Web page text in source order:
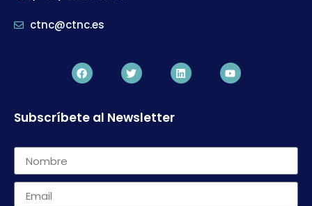
ctnc@ctnc.es
Subscríbete al Newsletter